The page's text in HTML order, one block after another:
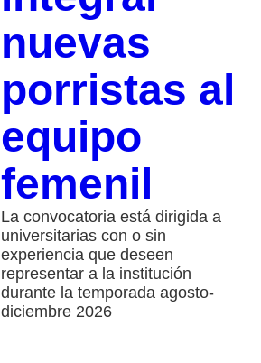
nuevas
porristas al
equipo
femenil
La convocatoria está dirigida a
universitarias con o sin
experiencia que deseen
representar a la institución
durante la temporada agosto-
diciembre 2026